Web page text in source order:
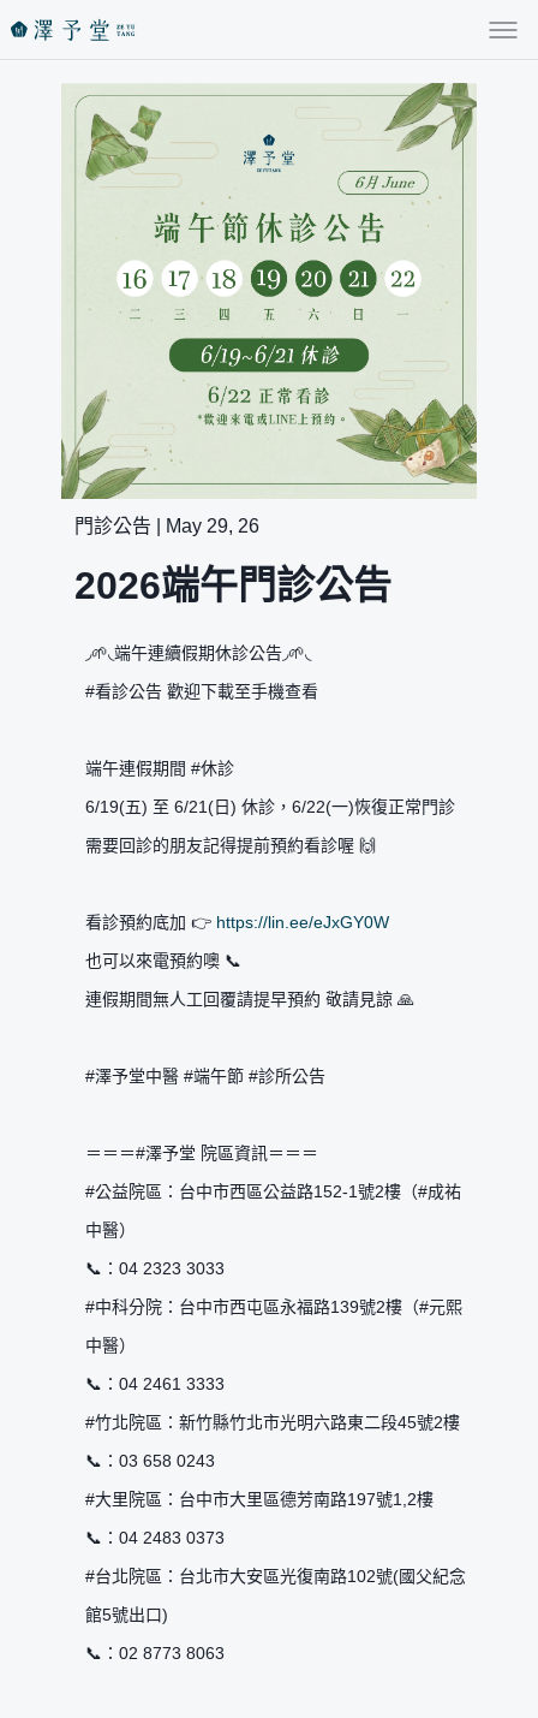
門診公告 | May 29, 26
2026端午門診公告
◞🌱◟端午連續假期休診公告◞🌱◟
#看診公告 歡迎下載至手機查看
端午連假期間 #休診
6/19(五) 至 6/21(日) 休診，6/22(一)恢復正常門診
需要回診的朋友記得提前預約看診喔 🙌
看診預約底加 👉 https://lin.ee/eJxGY0W
也可以來電預約噢 📞
連假期間無人工回覆請提早預約 敬請見諒 🙏
#澤予堂中醫 #端午節 #診所公告
＝＝＝#澤予堂 院區資訊＝＝＝
#公益院區：台中市西區公益路152-1號2樓（#成祐
中醫）
📞：04 2323 3033
#中科分院：台中市西屯區永福路139號2樓（#元熙
中醫）
📞：04 2461 3333
#竹北院區：新竹縣竹北市光明六路東二段45號2樓
📞：03 658 0243
#大里院區：台中市大里區德芳南路197號1,2樓
📞：04 2483 0373
#台北院區：台北市大安區光復南路102號(國父紀念
館5號出口)
📞：02 8773 8063